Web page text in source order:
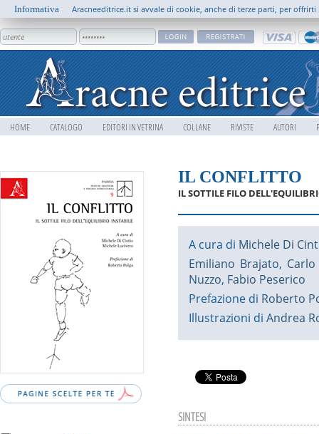
HOME CATALOGO EDITORI IN VETRINA COLLANE RIVISTE AUTORI
IL CONFLITTO
IL SOTTILE FILO
A cura di Michele Di
Emiliano Brajato,
Nuzzo, Fabio Peserico
Prefazione di Roberto
Illustrazioni di Andrea
SINTESI
Informativa Aracneeditrice.it si avvale di cookie, anche di terze parti, per